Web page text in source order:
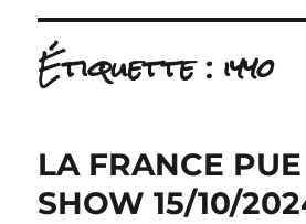
Étiquette : iyyo
LA FRANCE
SHOW 15/10/